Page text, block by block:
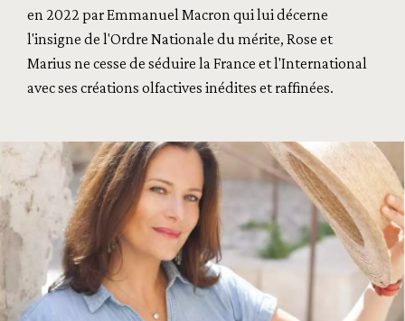
en 2022 par Emmanuel Macron qui lui décerne
l'insigne de l'Ordre Nationale du mérite, Rose et
Marius ne cesse de séduire la France et l'International
avec ses créations olfactives inédites et raffinées.